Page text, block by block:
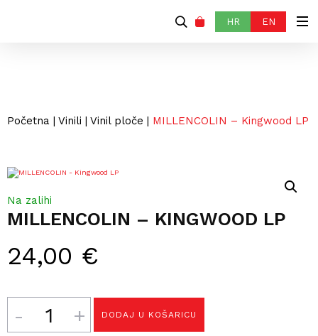
HR EN
Početna | Vinili | Vinil ploče | MILLENCOLIN – Kingwood LP
MILLENCOLIN – KINGWOOD LP
24,00 €
Na zalihi
DODAJ U KOŠARICU